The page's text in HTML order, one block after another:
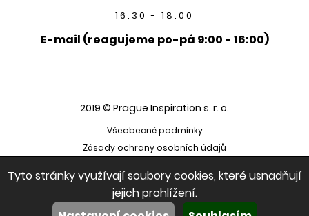
16:30 - 18:00
E-mail (reagujeme po-pá 9:00 - 16:00)
2019 © Prague Inspiration s. r. o.
Všeobecné podmínky
Zásady ochrany osobních údajů
Tyto stránky využívají soubory cookies, které usnadňují
jejich prohlížení.